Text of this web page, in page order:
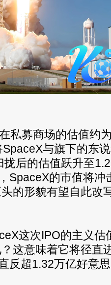
私募商场的估值约
与旗下的东
拢后的估值跃升至
SpaceX的市值将
的形貌有望自此改
这次IPO的主义估
这意味着它将径直
反超1.32万亿好意